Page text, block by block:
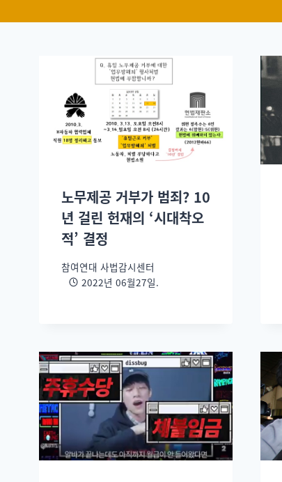
노무제공 거부가 범죄? 10
년 걸린 헌재의 ‘시대착오
적’ 결정
참여연대 사법감시센터
2022년 06월27일.